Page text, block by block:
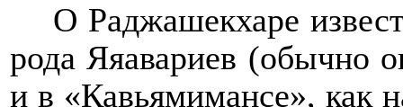
О Раджашекхаре
рода Яяавариев (обычно
и в «Кавьямимансе», как